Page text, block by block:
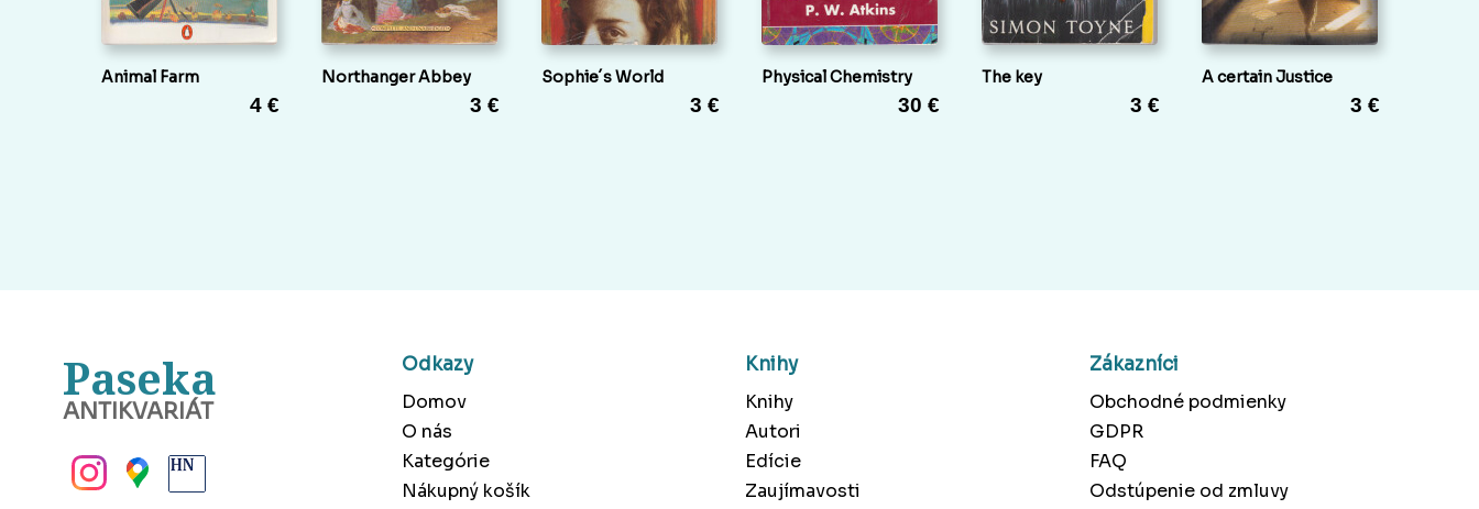
Animal Farm
4 €
Northanger Abbey
3 €
Sophie´s World
3 €
Physical Chemistry
30 €
The key
3 €
A certain Justice
3 €
Paseka
ANTIKVARIÁT
Odkazy
Domov
O nás
Kategórie
Nákupný košík
Knihy
Knihy
Autori
Edície
Zaujímavosti
Zákazníci
Obchodné podmienky
GDPR
FAQ
Odstúpenie od zmluvy